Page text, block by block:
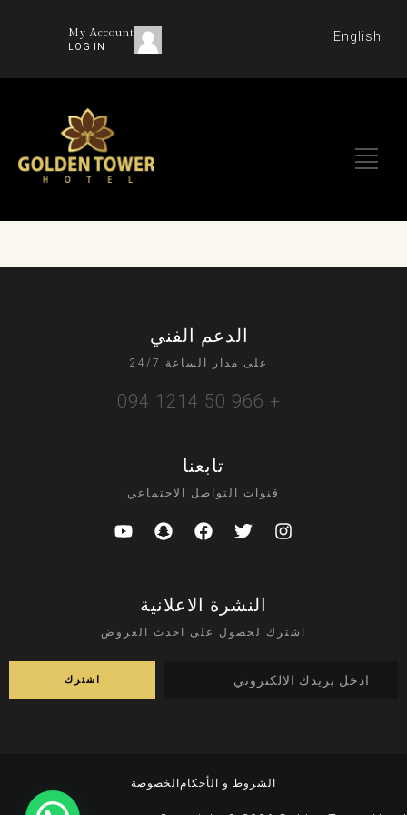
English
My Account
LOG IN
الدعم الفني
على مدار الساعة 24/7
+ 966 50 1214 094
تابعنا
قنوات التواصل الاجتماعي
النشرة الاعلانية
اشترك لحصول على احدث العروض
الشروط و الأحكام الخصوصة